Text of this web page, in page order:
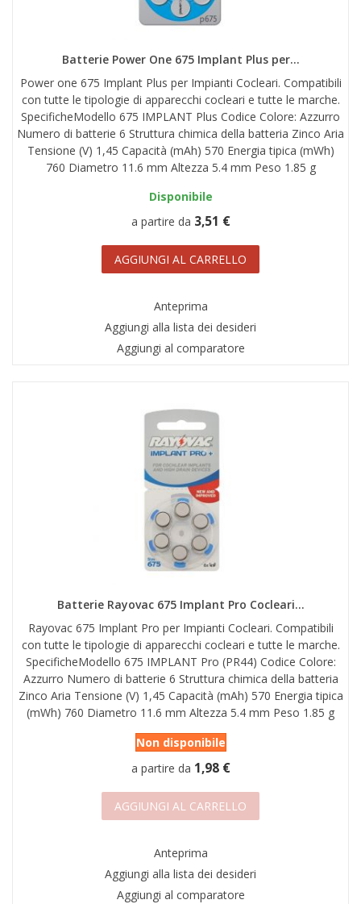
Batterie Power One 675 Implant Plus per...
Power one 675 Implant Plus per Impianti Cocleari. Compatibili
con tutte le tipologie di apparecchi cocleari e tutte le marche.
SpecificheModello 675 IMPLANT Plus Codice Colore: Azzurro
Numero di batterie 6 Struttura chimica della batteria Zinco Aria
Tensione (V) 1,45 Capacità (mAh) 570 Energia tipica (mWh)
760 Diametro 11.6 mm Altezza 5.4 mm Peso 1.85 g
Disponibile
a partire da 3,51 €
AGGIUNGI AL CARRELLO
Anteprima
Aggiungi alla lista dei desideri
Aggiungi al comparatore
Batterie Rayovac 675 Implant Pro Cocleari...
Rayovac 675 Implant Pro per Impianti Cocleari. Compatibili
con tutte le tipologie di apparecchi cocleari e tutte le marche.
SpecificheModello 675 IMPLANT Pro (PR44) Codice Colore:
Azzurro Numero di batterie 6 Struttura chimica della batteria
Zinco Aria Tensione (V) 1,45 Capacità (mAh) 570 Energia tipica
(mWh) 760 Diametro 11.6 mm Altezza 5.4 mm Peso 1.85 g
Non disponibile
a partire da 1,98 €
AGGIUNGI AL CARRELLO
Anteprima
Aggiungi alla lista dei desideri
Aggiungi al comparatore